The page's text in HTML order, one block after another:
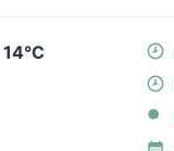
14°C